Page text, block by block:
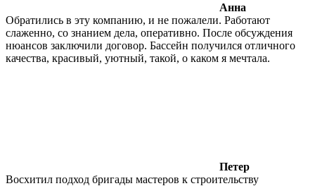
Анна
Обратились в эту компанию, и не пожалели. Работают
слаженно, со знанием дела, оперативно. После обсуждения
нюансов заключили договор. Бассейн получился отличного
качества, красивый, уютный, такой, о каком я мечтала.
Петер
Восхитил подход бригады мастеров к строительству